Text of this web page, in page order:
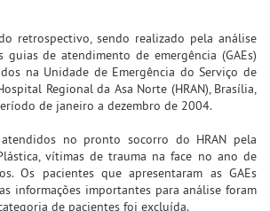
retrospectivo, sendo realizado pela análise
de atendimento de emergência (GAEs)
na Unidade de Emergência do Serviço de
Regional da Asa Norte (HRAN), Brasília,
de janeiro a dezembro de 2004.
no pronto socorro do HRAN pela
vítimas de trauma na face no ano de
Os pacientes que apresentaram as GAEs
informações importantes para análise foram
de pacientes foi excluída.